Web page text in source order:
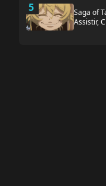
5
Saga of
Assistir,